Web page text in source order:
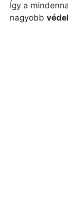
Így a
nagyobb